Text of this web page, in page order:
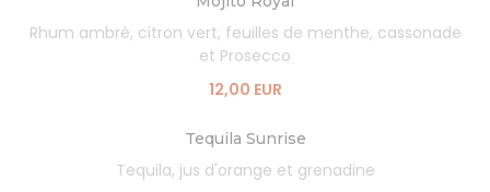
Rhum ambré, citron vert, feuilles de menthe, cassonade
et Prosecco
12,00 EUR
Tequila Sunrise
Tequila, jus d'orange et grenadine